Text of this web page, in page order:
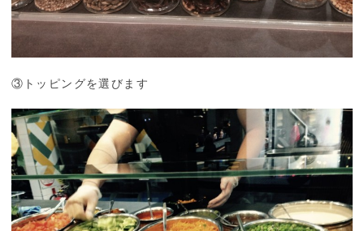
③トッピングを選びます